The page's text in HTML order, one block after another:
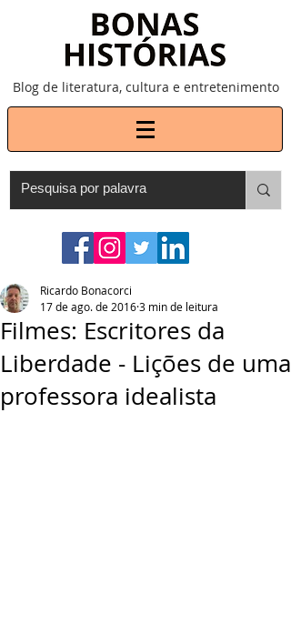
Blog de literatura, cultura e entretenimento
Filmes: Escritores da
Liberdade - Lições de uma
professora idealista
Ricardo Bonacorci
17 de ago. de 20163 min de leitura